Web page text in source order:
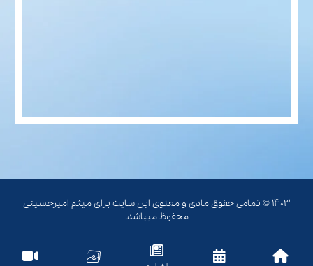
۱۴۰۳ © تمامی حقوق مادی و معنوی این سایت برای میثم امیرحسینی
محفوظ میباشد.